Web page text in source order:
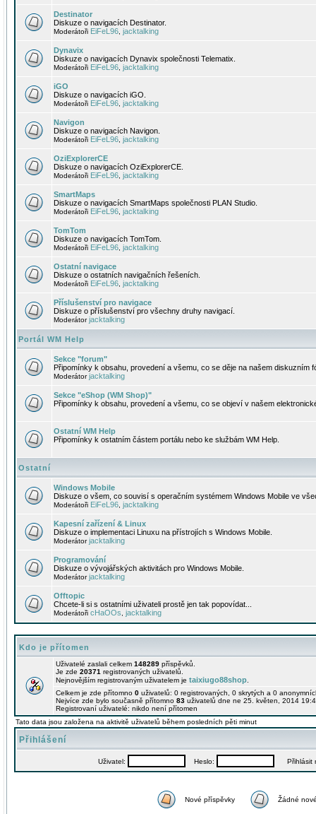
Destinator
Diskuze o navigacích Destinator.
Moderátoři EiFeL96 jacktalking
Dynavix
Diskuze o navigacích Dynavix společnosti Telematix.
Moderátoři EiFeL96 jacktalking
iGO
Diskuze o navigacích iGO.
Moderátoři EiFeL96 jacktalking
Navigon
Diskuze o navigacích Navigon.
Moderátoři EiFeL96 jacktalking
OziExplorerCE
Diskuze o navigacích OziExplorerCE.
Moderátoři EiFeL96 jacktalking
SmartMaps
Diskuze o navigacích SmartMaps společnosti PLAN Studio.
Moderátoři EiFeL96 jacktalking
TomTom
Diskuze o navigacích TomTom.
Moderátoři EiFeL96 jacktalking
Ostatní navigace
Diskuze o ostatních navigačních řešeních.
Moderátoři EiFeL96 jacktalking
Příslušenství pro navigace
Diskuze o příslušenství pro všechny druhy navigací.
Moderátorjacktalking
Portál WM Help
Sekce "forum"
Připomínky k obsahu, provedení a všemu, co se děje na našem diskuzním
Moderátorjacktalking
Sekce "eShop (WM Shop)"
Připomínky k obsahu, provedení a všemu, co se objeví v našem
Ostatní WM Help
Připomínky k ostatním částem portálu nebo ke službám WM Help.
Ostatní
Windows Mobile
Diskuze o všem, co souvisí s operačním systémem Windows Mobile ve
Moderátoři EiFeL96 jacktalking
Kapesní zařízení & Linux
Diskuze o implementaci Linuxu na přístrojích s Windows Mobile.
Moderátorjacktalking
Programování
Diskuze o vývojářských aktivitách pro Windows Mobile.
Moderátorjacktalking
Offtopic
Chcete-li si s ostatními uživateli prostě jen tak popovídat...
Moderátoři cHaOOs jacktalking
Kdo je přítomen
Uživatelé zaslali celkem 148289 příspěvků.
Je zde 20371 registrovaných uživatelů.
Nejnovějším registrovaným uživatelem je taixiugo88shop
Celkem je zde přítomno 0 uživatelů: 0 registrovaných, 0 skrytých a 0
Nejvíce zde bylo současně přítomno 83 uživatelů dne ne 25. květen, 2014
Registrovaní uživatelé: nikdo není přítomen
Tato data jsou založena na aktivitě uživatelů během posledních pěti minut
Přihlášení
Uživatel: Heslo: Přihlásit
Nové příspěvky Žádné